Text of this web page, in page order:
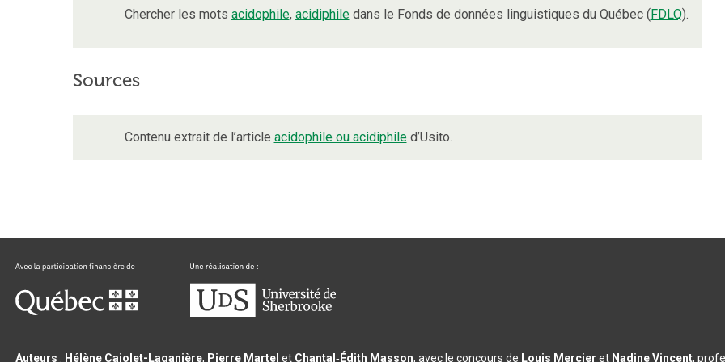
Chercher les mots acidophile, acidiphiledans le Fonds de données linguistiques du Québec (FDLQ).
Sources
Contenu extrait de l’article acidophile ou acidiphiled’Usito.
Auteurs : Hélène Cajolet-Laganière, Pierre Martel et Chantal‑Édith Masson, avec le concours de Louis Mercier et Nadine Vincent,